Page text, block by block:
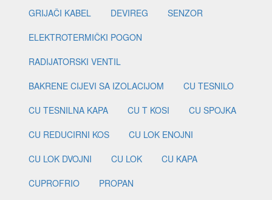
GRIJAČI KABEL
DEVIREG
SENZOR
ELEKTROTERMIČKI POGON
RADIJATORSKI VENTIL
BAKRENE CIJEVI SA IZOLACIJOM
CU TESNILO
CU TESNILNA KAPA
CU T KOSI
CU SPOJKA
CU REDUCIRNI KOS
CU LOK ENOJNI
CU LOK DVOJNI
CU LOK
CU KAPA
CUPROFRIO
PROPAN